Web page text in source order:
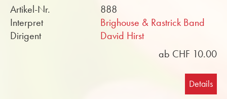
Artikel-Nr.
888
Interpret
Brighouse & Rastrick Band
Dirigent
David Hirst
ab CHF 10.00
Details